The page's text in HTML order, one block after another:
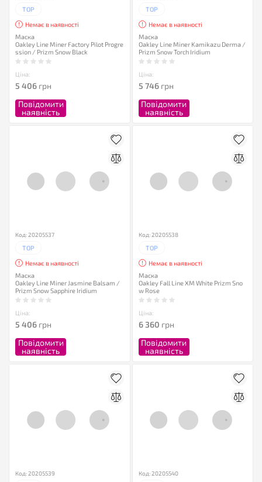
TOP
Немає в наявності
Маска
Oakley Line Miner Factory Pilot Progre
ssion / Prizm Snow Black
Ціна:
5 406 грн
Повідомити
наявність
TOP
Немає в наявності
Маска
Oakley Line Miner Kamikazu Derma /
Prizm Snow Torch Iridium
Ціна:
5 746грн
Повідомити
наявність
Код: 20205537
TOP
Немає в наявності
Маска
Oakley Line Miner Jasmine Balsam /
Prizm Snow Sapphire Iridium
Ціна:
5 406 грн
Повідомити
наявність
Код: 20205538
TOP
Немає в наявності
Маска
Oakley Fall Line XM White Prizm Sno
w Rose
Ціна:
6 360 грн
Повідомити
наявність
Код: 20205539 Код: 20205540